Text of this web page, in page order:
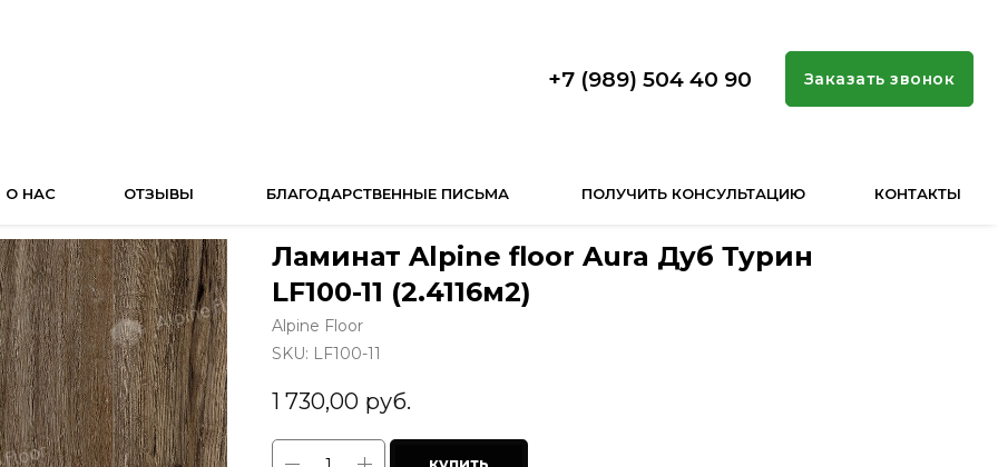
+7 (989) 504 40 90 Заказать звонок
О НАС КОНТАКТЫ
БЛАГОДАРСТВЕННЫЕ ПИСЬМА
ОТЗЫВЫ ПОЛУЧИТЬ КОНСУЛЬТАЦИЮ
Ламинат Alpine floor Aura Дуб Турин
LF100-11 (2.4116м2)
Alpine Floor
SKU: LF100-11
1 730,00 руб.